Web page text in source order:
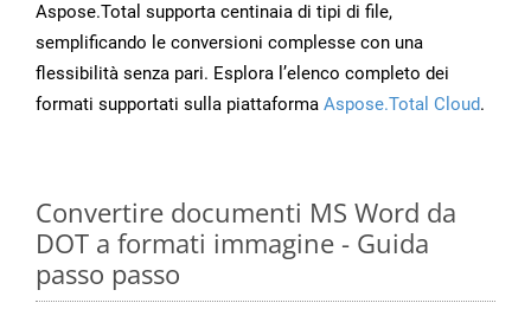
Aspose.Total supporta centinaia di tipi di file,
semplificando le conversioni complesse con una
flessibilità senza pari. Esplora l’elenco completo dei
formati supportati sulla piattaforma Aspose.Total Cloud.
Convertire documenti MS Word da
DOT a formati immagine - Guida
passo passo